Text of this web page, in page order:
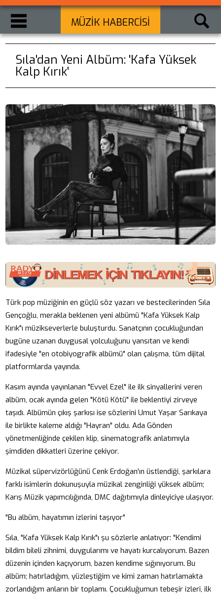
MÜZİK HABERCİSİ
Sıla'dan Yeni Albüm: 'Kafa Yüksek
Kalp Kırık'
Türk pop müziğinin en güçlü söz yazarı ve bestecilerinden Sıla
Gençoğlu, merakla beklenen yeni albümü "Kafa Yüksek Kalp
Kırık"ı müzikseverlerle buluşturdu. Sanatçının çocukluğundan
bugüne uzanan duygusal yolculuğunu yansıtan ve kendi
ifadesiyle "en otobiyografik albümü" olan çalışma, tüm dijital
platformlarda yayında.
Kasım ayında yayınlanan "Evvel Ezel" ile ilk sinyallerini veren
albüm, ocak ayında gelen "Kötü Kötü" ile beklentiyi zirveye
taşıdı. Albümün çıkış şarkısı ise sözlerini Umut Yaşar Sarıkaya
ile birlikte kaleme aldığı "Hayran" oldu. Ada Gönden
yönetmenliğinde çekilen klip, sinematografik anlatımıyla
şimdiden dikkatleri üzerine çekiyor.
Müzikal süpervizörlüğünü Cenk Erdoğan'ın üstlendiği, şarkılara
farklı isimlerin dokunuşuyla müzikal zenginliği yüksek albüm;
Karış Müzik yapımcılığında, DMC dağıtımıyla dinleyiciye ulaşıyor.
"Bu albüm, hayatımın izlerini taşıyor"
Sıla, "Kafa Yüksek Kalp Kırık"ı şu sözlerle anlatıyor: "Kendimi
bildim bileli zihnimi, duygularımı ve hayatı kurcalıyorum. Bazen
düzenin içinden kaçıyorum, bazen kendime sığınıyorum. Bu
albüm; hatırladığım, yüzleştiğim ve kimi zaman hatırlamakta
zorlandığım anların bir toplamı. Çocukluğumun tebeşir izleri, ilk